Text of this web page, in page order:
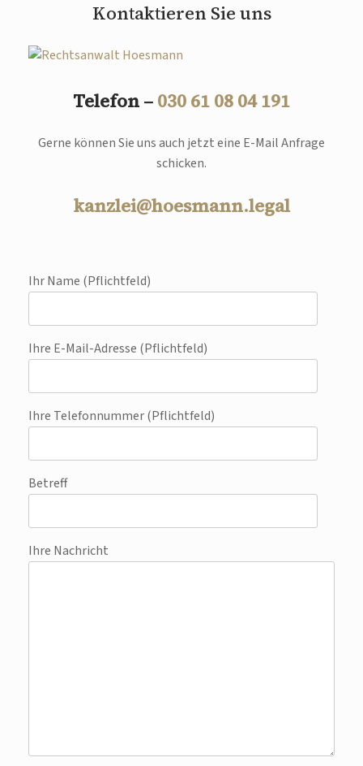
Kontaktieren Sie uns
Telefon – 030 61 08 04 191
Gerne können Sie uns auch jetzt eine E-Mail Anfrage
schicken.
kanzlei@hoesmann.legal
Ihr Name (Pflichtfeld)
Ihre E-Mail-Adresse (Pflichtfeld)
Ihre Telefonnummer (Pflichtfeld)
Betreff
Ihre Nachricht